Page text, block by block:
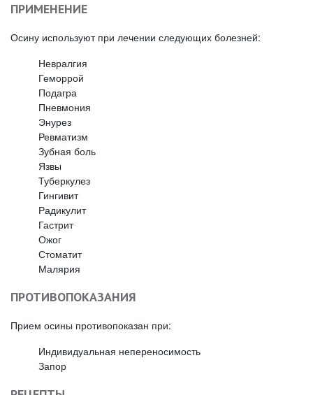
ПРИМЕНЕНИЕ
Осину используют при лечении следующих болезней:
Невралгия
Геморрой
Подагра
Пневмония
Энурез
Ревматизм
Зубная боль
Язвы
Туберкулез
Гингивит
Радикулит
Гастрит
Ожог
Стоматит
Малярия
ПРОТИВОПОКАЗАНИЯ
Прием осины противопоказан при:
Индивидуальная непереносимость
Запор